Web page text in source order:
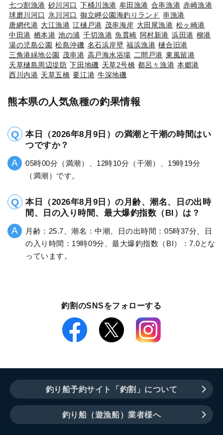
七つ割漁港 砂川河口 下桶川漁港 牟田漁港 合串漁港 赤崎漁港
球磨川河口
氷川河口 御立岬公園海釣りランド
串漁港
唐網代港 大江漁港 江樋戸港 茂串海岸 大田尾漁港 松ヶ崎港
中田港 栖本港 池の浦 千切漁港 魚貫崎 阿村新港 浜田港 柳港
湯の児島公園 松島沖磯 名石浜岸壁 福浜漁港 樋合旧港
三角港緑地公園 茂串港 高戸海水浴場 二間戸港 東風留港
天草樋島周辺堤防 下田地磯 天草2号橋 都呂々漁港 本郷港
西川内港 天草五橋 要江港 牛深地磯
熊本県の人気魚種の釣果情報
本日（2026年8月9日）の満潮と干潮の時間はい
つですか？
05時00分（満潮）、12時10分（干潮）、19時19分
（満潮）です。
本日（2026年8月9日）の月齢、潮名、日の出時
間、日の入り時間、最大爆釣指数（BI）は？
月齢：25.7、潮名：中潮、日の出時間：05時37分、日
の入り時間：19時09分、最大爆釣指数（BI）：7.0とな
っています。
釣割のSNSをフォローする
釣り船予約サイト「釣割」について
釣り船（遊漁船）業者様へ